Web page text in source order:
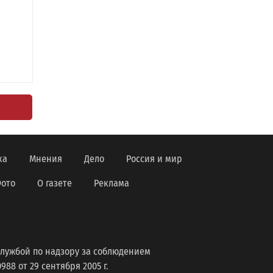
Мнения Дело Россия и мир
О газете Реклама
по надзору за соблюдением
от 29 сентября 2005 г.